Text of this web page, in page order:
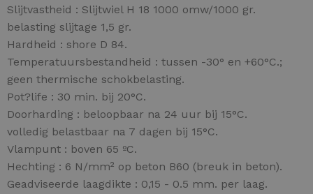
Slijtvastheid : Slijtwiel H 18 1000 omw/1000 gr.
belasting slijtage 1,5 gr.
Hardheid : shore D 84.
Temperatuursbestandheid : tussen -30° en +60°C.;
geen thermische schokbelasting.
Pot?life : 30 min. bij 20°C.
Doorharding : beloopbaar na 24 uur bij 15°C.
volledig belastbaar na 7 dagen bij 15°C.
Vlampunt : boven 65 ºC.
Hechting : 6 N/mm² op beton B60 (breuk in beton).
Geadviseerde laagdikte : 0,15 - 0.5 mm. per laag.